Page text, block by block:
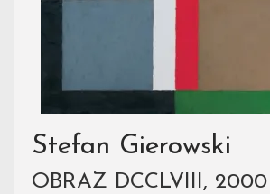
Stefan Gierowski
OBRAZ DCCLVIII, 2000